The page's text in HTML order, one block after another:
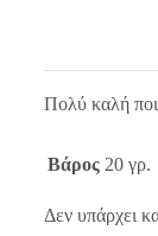
Πολύ καλή
Βάρος 20 γρ.
Δεν υπάρχει